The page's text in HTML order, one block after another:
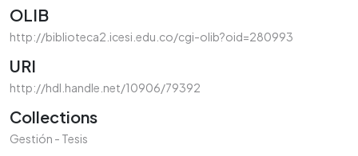
OLIB
http://biblioteca2.icesi.edu.co/cgi-olib?oid=280993
URI
http://hdl.handle.net/10906/79392
Collections
Gestión - Tesis